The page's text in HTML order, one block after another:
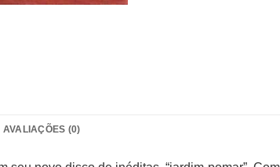
AVALIAÇÕES (0)